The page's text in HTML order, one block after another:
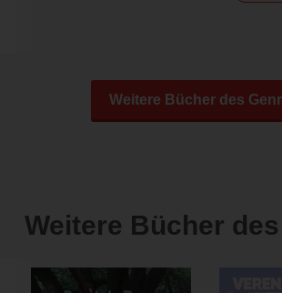
Weitere Bücher des
Weitere Bücher